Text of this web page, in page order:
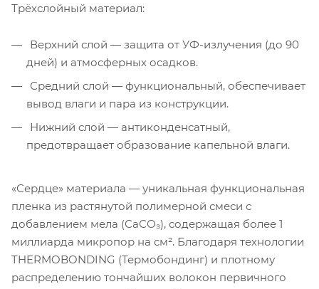
Трёхслойный материал:
Верхний слой — защита от УФ-излучения (до 90
дней) и атмосферных осадков.
Средний слой — функциональный, обеспечивает
вывод влаги и пара из конструкции.
Нижний слой — антиконденсатный,
предотвращает образование капельной влаги.
«Сердце» материала — уникальная функциональная
пленка из растянутой полимерной смеси с
добавлением мела (СаСО₃), содержащая более 1
миллиарда микропор на см². Благодаря технологии
THERMOBONDING (Термобондинг) и плотному
распределению тончайших волокон первичного